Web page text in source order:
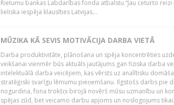
Rietumu bankas Labdarības fonda atbalstu.“Jau ceturto
lieliska iespēja klausīties Latvijas...
MŪZIKA KĀ SEVIS MOTIVĀCIJA DARBA VIETĀ
Darba produktivitāte, plānošana un spēja koncentrēties
veikšanai vienmēr būs aktuāls jautājums gan fiziska darba
intelektuālā darba veicējiem, kas vērsts uz analītisku
stratēģiski svarīgu lēmumu pieņemšanu. Ilgstošs darbs pie
nogurdina, fona trokšņi birojā novērš mūsu uzmanību un
spējas zūd, bet veicamo darbu apjoms un noslogojums